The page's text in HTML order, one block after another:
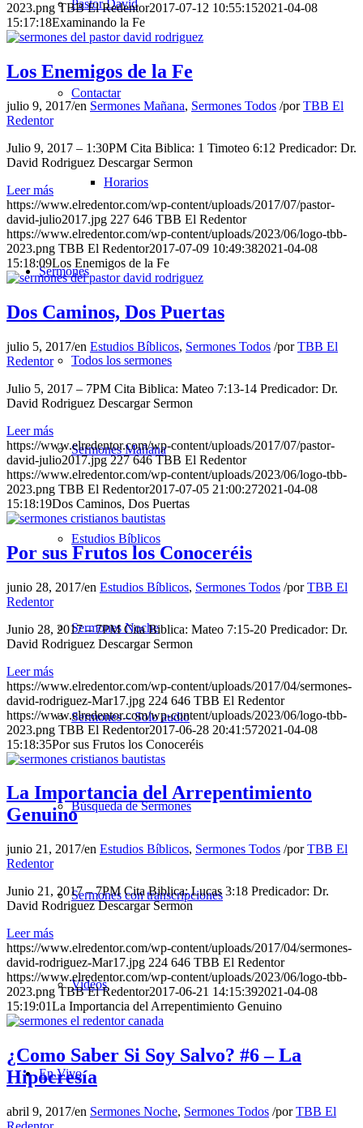
Pastor David
Contactar
Horarios
Sermones
Todos los sermones
Sermones Mañana
Estudios Bíblicos
Sermones Noche
Sermones – Solo audio
Búsqueda de Sermones
Sermones con transcripciones
Videos
En Vivo
2023.png TBB El Redentor2017-07-12 10:55:152021-04-08
15:17:18Examinando la Fe
Los Enemigos de la Fe
julio 9, 2017/en Sermones Mañana, Sermones Todos /porTBB El
Redentor
Julio 9, 2017 – 1:30PM Cita Biblica: 1 Timoteo 6:12 Predicador: Dr.
David Rodriguez Descargar Sermon
Leer más
https://www.elredentor.com/wp-content/uploads/2017/07/pastor-
david-julio2017.jpg 227 646 TBB El Redentor
https://www.elredentor.com/wp-content/uploads/2023/06/logo-tbb-
2023.png TBB El Redentor2017-07-09 10:49:382021-04-08
15:18:09Los Enemigos de la Fe
Dos Caminos, Dos Puertas
julio 5, 2017/en Estudios Bíblicos, Sermones Todos /porTBB El
Redentor
Julio 5, 2017 – 7PM Cita Biblica: Mateo 7:13-14 Predicador: Dr.
David Rodriguez Descargar Sermon
Leer más
https://www.elredentor.com/wp-content/uploads/2017/07/pastor-
david-julio2017.jpg 227 646 TBB El Redentor
https://www.elredentor.com/wp-content/uploads/2023/06/logo-tbb-
2023.png TBB El Redentor2017-07-05 21:00:272021-04-08
15:18:19Dos Caminos, Dos Puertas
Por sus Frutos los Conoceréis
junio 28, 2017/en Estudios Bíblicos, Sermones Todos /porTBB El
Redentor
Junio 28, 2017 – 7PM Cita Biblica: Mateo 7:15-20 Predicador: Dr.
David Rodriguez Descargar Sermon
Leer más
https://www.elredentor.com/wp-content/uploads/2017/04/sermones-
david-rodriguez-Mar17.jpg 224 646 TBB El Redentor
https://www.elredentor.com/wp-content/uploads/2023/06/logo-tbb-
2023.png TBB El Redentor2017-06-28 20:41:572021-04-08
15:18:35Por sus Frutos los Conoceréis
La Importancia del Arrepentimiento
Genuino
junio 21, 2017/en Estudios Bíblicos, Sermones Todos /porTBB El
Redentor
Junio 21, 2017 – 7PM Cita Biblica: Lucas 3:18 Predicador: Dr.
David Rodriguez Descargar Sermon
Leer más
https://www.elredentor.com/wp-content/uploads/2017/04/sermones-
david-rodriguez-Mar17.jpg 224 646 TBB El Redentor
https://www.elredentor.com/wp-content/uploads/2023/06/logo-tbb-
2023.png TBB El Redentor2017-06-21 14:15:392021-04-08
15:19:01La Importancia del Arrepentimiento Genuino
¿Como Saber Si Soy Salvo? #6 – La
Hipocresía
abril 9, 2017/en Sermones Noche, Sermones Todos /porTBB El